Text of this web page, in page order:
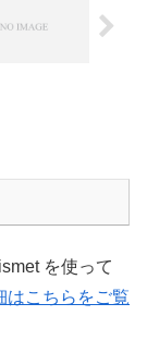
を使って
はこちらをご覧